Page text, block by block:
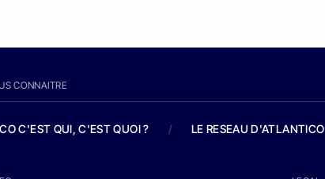
CONNAITRE
C'EST QUI, C'EST QUOI ? / LE RESEAU D'ATLANTICO